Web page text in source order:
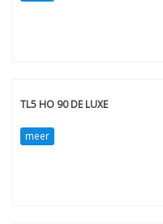
TL5 HO 90 DE LUXE
meer